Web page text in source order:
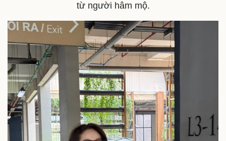
Bất động sản
Giá vàng
Tiêu dùng
Tỷ giá
Chứng khoán
Giá cà phê
từ người hâm mộ.